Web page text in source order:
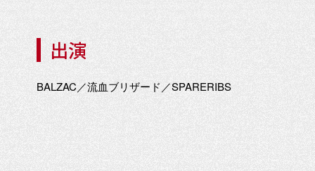
出演
BALZAC／流血ブリザード／SPARERIBS